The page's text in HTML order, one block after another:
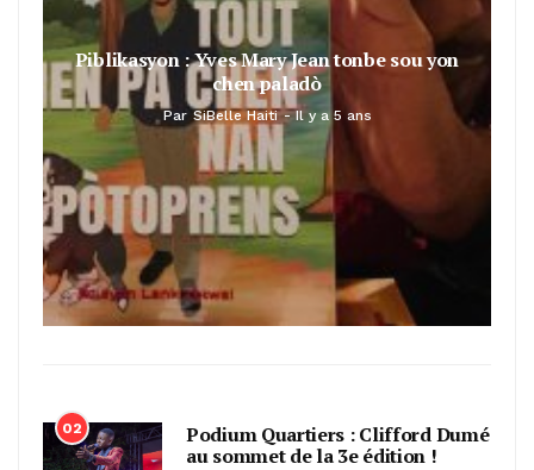
Piblikasyon : Yves Mary Jean tonbe sou yon
chen paladò
Par SiBelle Haiti Il y a 5 ans
02
Podium Quartiers : Clifford Dumé
au sommet de la 3e édition !